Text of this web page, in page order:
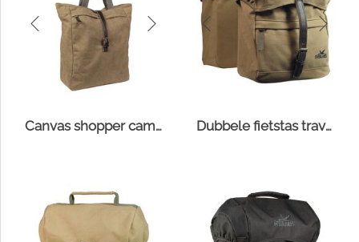
Canvas shopper camel Dubbele fietstas travel canvas